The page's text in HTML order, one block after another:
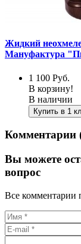
Жидкий
Мануфактура
1 100 Руб.
В корзину!
В наличии
Купить в 1
Комментарии
Вы можете
вопрос
Все комментарии